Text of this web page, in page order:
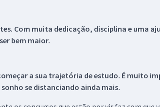
Com muita dedicação, disciplina e uma
bem maior.
a sua trajetória de estudo. É muito
se distanciando ainda mais.